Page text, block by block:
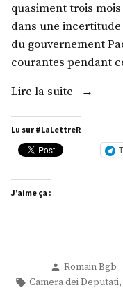
quasiment trois
dans une
du gouvernement
courantes pendant
Lire la suite
« LXV° »
Lu sur #LaLettreR
J’aime ça :
Publié
par
Romain Bgb
Étiquettes :
Camera dei Deputati,